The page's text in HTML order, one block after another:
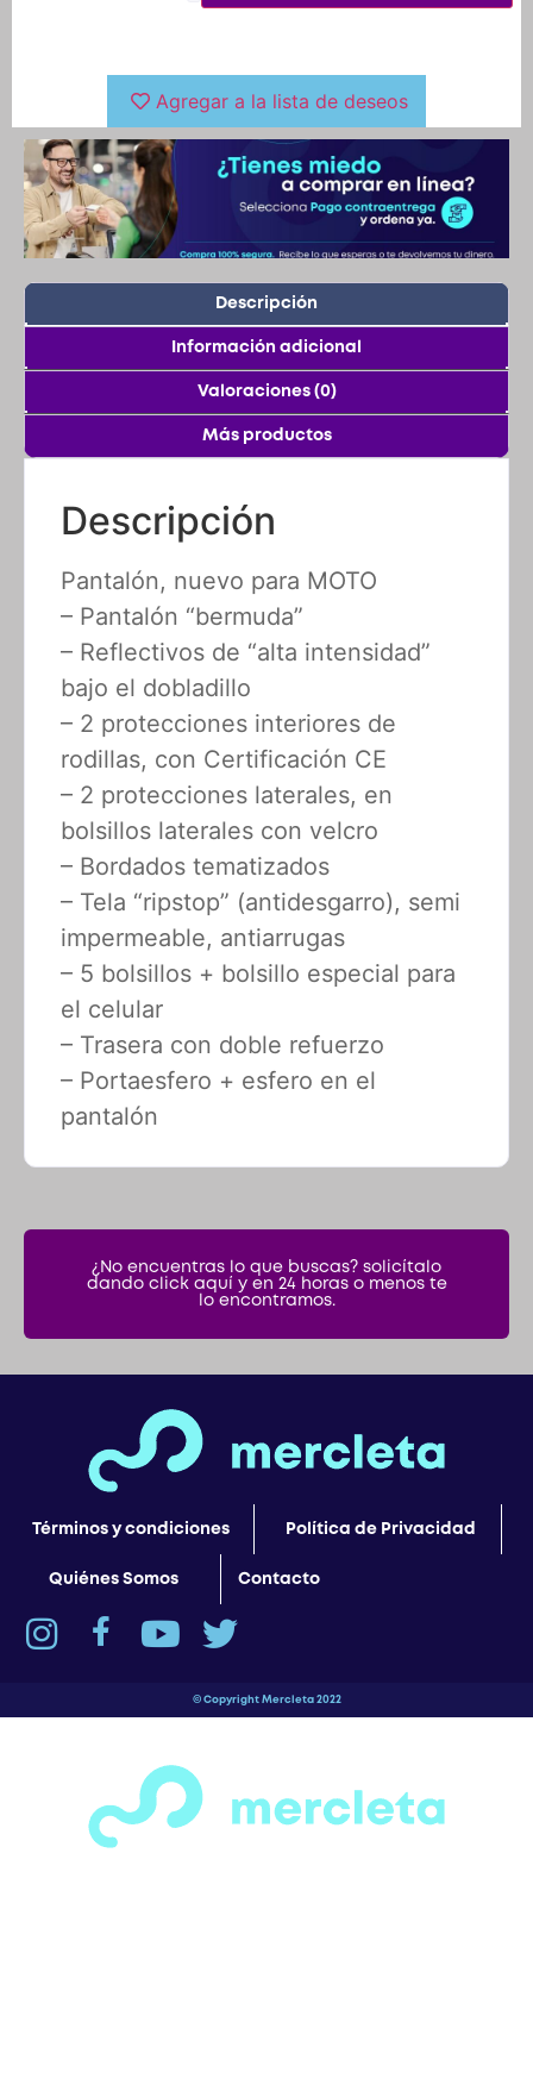
Agregar a la lista de deseos
Descripción
Información adicional
Valoraciones (0)
Más productos
Descripción
Pantalón, nuevo para MOTO
– Pantalón “bermuda”
– Reflectivos de “alta intensidad”
bajo el dobladillo
– 2 protecciones interiores de
rodillas, con Certificación CE
– 2 protecciones laterales, en
bolsillos laterales con velcro
– Bordados tematizados
– Tela “ripstop” (antidesgarro), semi
impermeable, antiarrugas
– 5 bolsillos + bolsillo especial para
el celular
– Trasera con doble refuerzo
– Portaesfero + esfero en el
pantalón
¿No encuentras lo que buscas? solicítalo
dando click aquí y en 24 horas o menos te
lo encontramos.
Términos y condiciones Política de Privacidad
Quiénes Somos Contacto
© Copyright Mercleta 2022